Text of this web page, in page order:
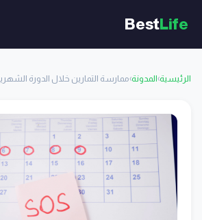
BestLife
الرئيسية›المدونة›ممارسة التمارين خلال الدورة